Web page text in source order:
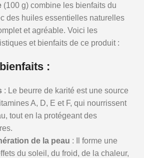
(100 g) combine les bienfaits du
des huiles essentielles naturelles
et agréable. Voici les
et bienfaits de ce produit :
:
: Le beurre de karité est une source
A, D, E et F, qui nourrissent
tout en la protégeant des
de la peau : Il forme une
du soleil, du froid, de la chaleur,